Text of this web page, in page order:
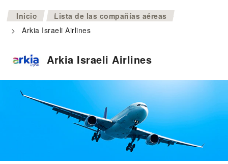
Inicio >
Lista de las compañías aéreas
>
Arkia Israeli Airlines
Arkia Israeli Airlines